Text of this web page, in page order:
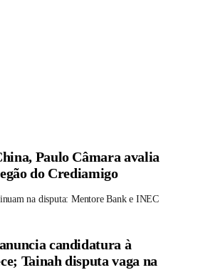
Paulo Câmara avalia
do Crediamigo
na disputa: Mentore Bank e INEC
candidatura à
Tainah disputa vaga na